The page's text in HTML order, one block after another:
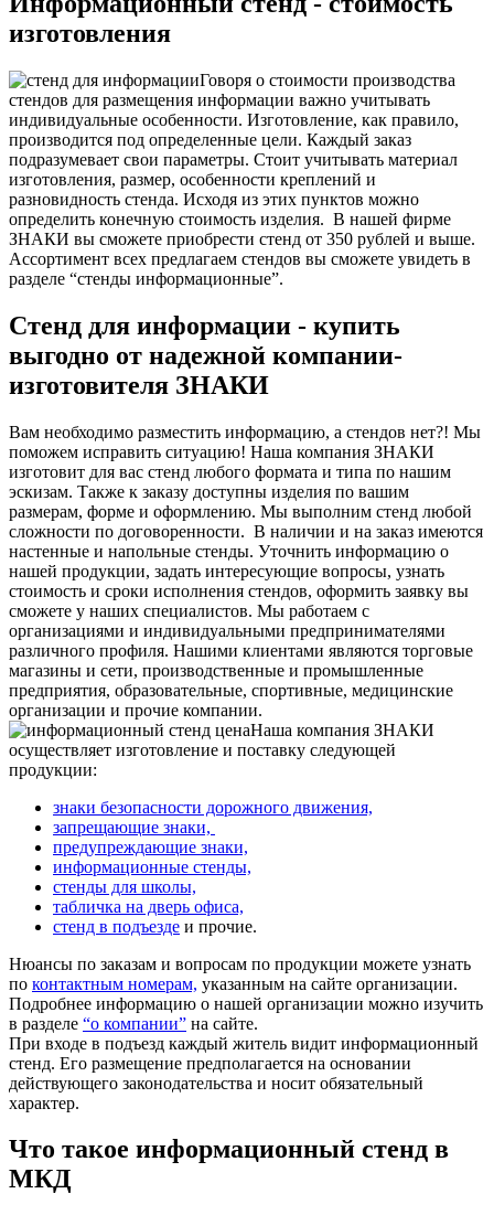
изготовления
Говоря о стоимости производства
стендов для размещения информации важно учитывать
индивидуальные особенности. Изготовление, как правило,
производится под определенные цели. Каждый заказ
подразумевает свои параметры. Стоит учитывать материал
изготовления, размер, особенности креплений и
разновидность стенда. Исходя из этих пунктов можно
определить конечную стоимость изделия. В нашей фирме
ЗНАКИ вы сможете приобрести стенд от 350 рублей и выше.
Ассортимент всех предлагаем стендов вы сможете увидеть в
разделе “стенды информационные”.
Стенд для информации - купить
выгодно от надежной компании-
изготовителя ЗНАКИ
Вам необходимо разместить информацию, а стендов нет?! Мы
поможем исправить ситуацию! Наша компания ЗНАКИ
изготовит для вас стенд любого формата и типа по нашим
эскизам. Также к заказу доступны изделия по вашим
размерам, форме и оформлению. Мы выполним стенд любой
сложности по договоренности. В наличии и на заказ имеются
настенные и напольные стенды. Уточнить информацию о
нашей продукции, задать интересующие вопросы, узнать
стоимость и сроки исполнения стендов, оформить заявку вы
сможете у наших специалистов. Мы работаем с
организациями и индивидуальными предпринимателями
различного профиля. Нашими клиентами являются торговые
магазины и сети, производственные и промышленные
предприятия, образовательные, спортивные, медицинские
организации и прочие компании.
Наша компания ЗНАКИ
осуществляет изготовление и поставку следующей
продукции:
знаки безопасности дорожного движения,
запрещающие знаки,
предупреждающие знаки,
информационные стенды,
стенды для школы,
табличка на дверь офиса,
стенд в подъезде и прочие.
Нюансы по заказам и вопросам по продукции можете узнать
по контактным номерам, указанным на сайте организации.
Подробнее информацию о нашей организации можно изучить
в разделе “о компании” на сайте.
При входе в подъезд каждый житель видит информационный
стенд. Его размещение предполагается на основании
действующего законодательства и носит обязательный
характер.
Что такое информационный стенд в
МКД